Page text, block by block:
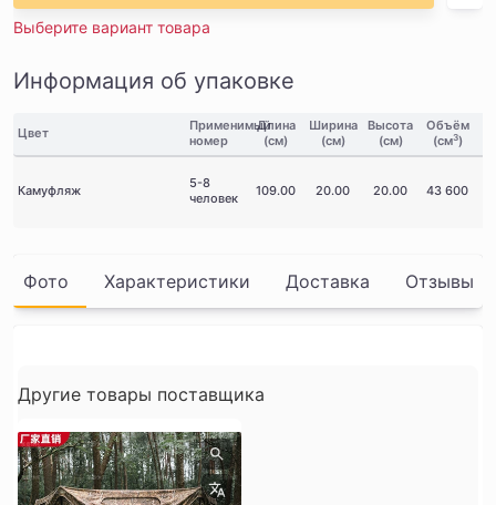
Выберите вариант товара
Информация об упаковке
Цвет
Применимый
номер
Длина
(см)
Ширина
(см)
Высота
(см)
Объём
(см3)
Камуфляж
5-8
человек
109.00 20.00 20.00 43 600
Фото Характеристики Доставка Отзывы
Другие товары поставщика